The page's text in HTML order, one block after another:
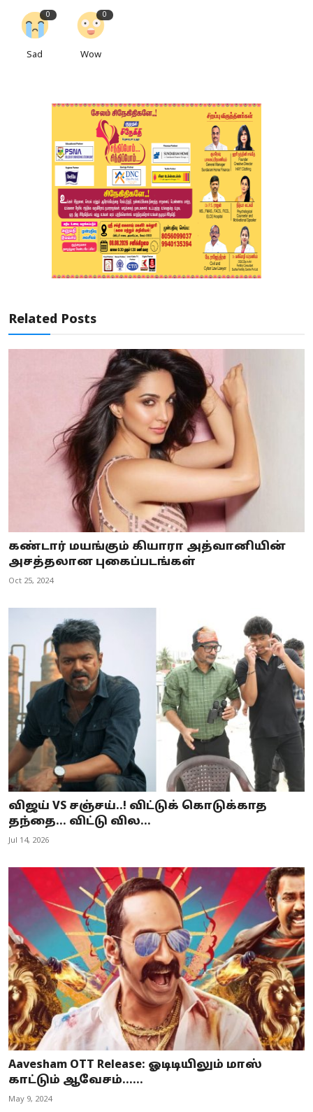
0
Sad
0
Wow
Related Posts
கண்டார் மயங்கும் கியாரா அத்வானியின்
அசத்தலான புகைப்படங்கள்
Oct 25, 2024
விஜய் VS சஞ்சய்..! விட்டுக் கொடுக்காத
தந்தை… விட்டு வில...
Jul 14, 2026
Aavesham OTT Release: ஓடிடியிலும் மாஸ்
காட்டும் ஆவேசம்…...
May 9, 2024